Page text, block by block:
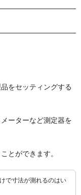
をセッティングする
ーターなど測定器を
とができます。
で寸法が測れるのはい